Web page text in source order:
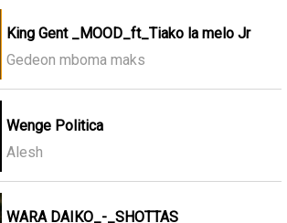
King Gent _MOOD_ft_Tiako la melo Jr
Gedeon mboma maks
Wenge Politica
Alesh
WARA DAIKO_-_SHOTTAS